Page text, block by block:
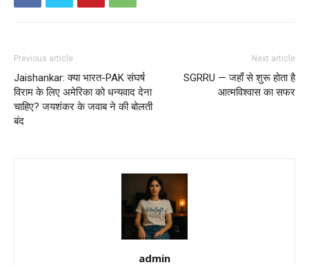
Previous article
Jaishankar: क्या भारत-PAK संघर्ष
विराम के लिए अमेरिका को धन्यवाद देना
चाहिए? जयशंकर के जवाब ने की बोलती
बंद
Next article
SGRRU — जहाँ से शुरू होता है
आत्मविश्वास का सफर
admin